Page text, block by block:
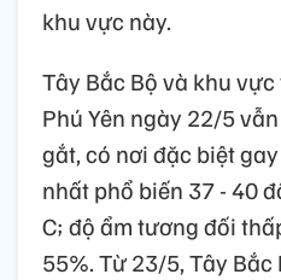
khu vực này.
Tây Bắc Bộ và khu
Phú Yên ngày 22/5
gắt, có nơi đặc biệt
nhất phổ biến 37 - 40
C; độ ẩm tương đối
55%. Từ 23/5, Tây